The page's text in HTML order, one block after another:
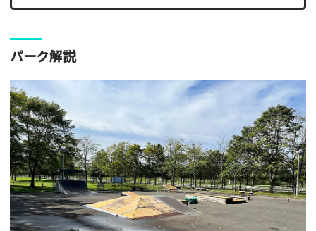
パーク解説